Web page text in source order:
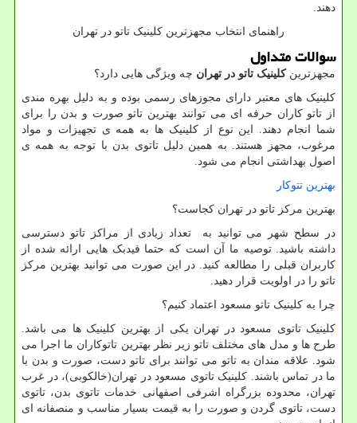
دهند.
راهنمای انتخاب مجهزترین کلینیک تاتو در تهران
سوالات متداول
مجهزترینکلینیک تاتو در تهران چه ویژگی هایی دارد؟
کلینیک های معتبر دارای مجوزهای رسمی بوده و به دلیل بهره مندی
از تاتو کاران حرفه ای می توانند بهترین تاتو صورت و بدن را برای
شما انجام دهند. این نوع از کلینیک ها به همه ی تجهیزات و مواد
مرغوب، مجهز هستند. به همین دلیل تاتوی بدن با توجه به همه ی
اصول بهداشتی انجام می شود.
بهترین تتوکار
بهترین مرکز تاتو در تهران کجاست؟
در سطح شهر می توانید به تعداد زیادی از مراکز تاتو دسترسی
داشته باشید. توصیه ما آن است که حتما فیدبک هایی ارائه شده از
کاربران قبلی را مطالعه کنید. در این صورت می توانید بهترین مرکز
تاتو را در اولویت قرار دهید.
چرا به کلینیک تاتو مسعود اعتماد کنیم؟
کلینیک تاتوی مسعود در تهران یکی از بهترین کلینیک ها می باشد.
طرح ها و مدل های مختلف تاتو زیر نظر بهترین تاتوکاران ما اجرا می
شود. علاقه مندان به تاتو می توانند برای تاتو دست، صورت و بدن با
ما در تماس باشند. کلینیک تاتوی مسعود در تهران(خالکوبی)، در غرب
تهران، محدوده بزرگراه اشرفی اصفهانی خدمات تاتوی بدن، تاتوی
دست، تاتوی گردن و صورت را به قیمت بسیار مناسب و منصفانه ای